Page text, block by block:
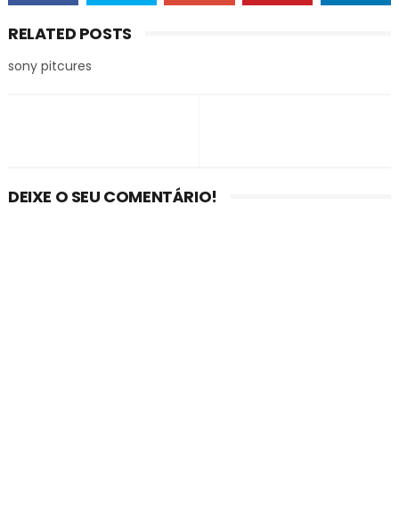
RELATED POSTS
sony pitcures
DEIXE O SEU COMENTÁRIO!